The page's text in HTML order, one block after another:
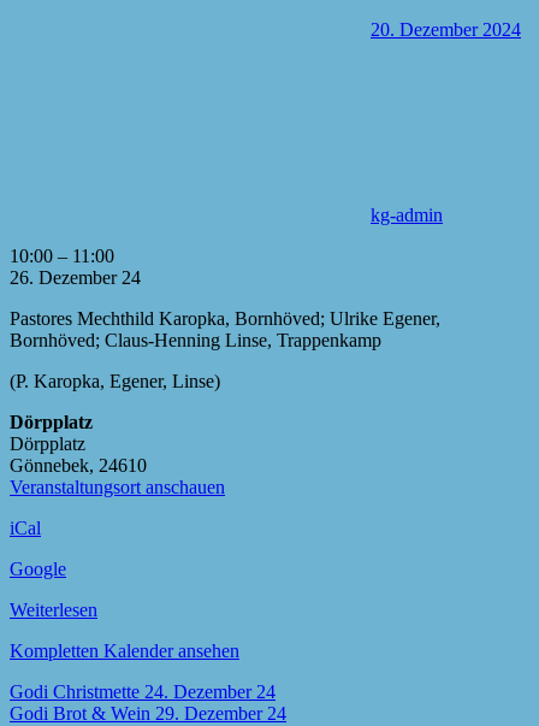
20. Dezember 2024
kg-admin
Godi
Weihnachten
Stall
(P.
Egener,
10:00 – 11:00
26. Dezember 24
Pastores Mechthild Karopka, Bornhöved; Ulrike Egener,
Bornhöved; Claus-Henning Linse, Trappenkamp
(P. Karopka, Egener, Linse)
Dörpplatz
Dörpplatz
Gönnebek, 24610
Veranstaltungsort anschauen
iCal
Google
Weiterlesen
Kompletten Kalender ansehen
Beitragsnavigation
Godi Christmette 24. Dezember 24
Godi Brot & Wein 29. Dezember 24